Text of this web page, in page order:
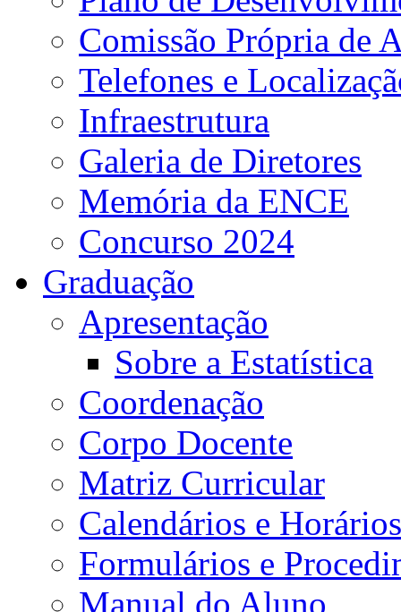
Comissão Própria de
Telefones e
Infraestrutura
Galeria de Diretores
Memória da ENCE
Concurso 2024
Graduação
Apresentação
Sobre a Estatística
Coordenação
Corpo Docente
Matriz Curricular
Calendários e Horários
Formulários e
Manual do Aluno